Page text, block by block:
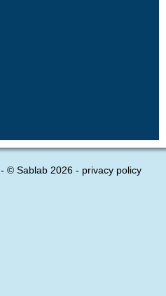
- © Sablab 2026 - privacy policy